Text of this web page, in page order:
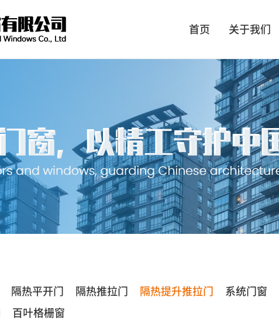
首页 关于我们
隔热平开门 隔热推拉门 隔热提升推拉门 系统门窗
百叶格栅窗